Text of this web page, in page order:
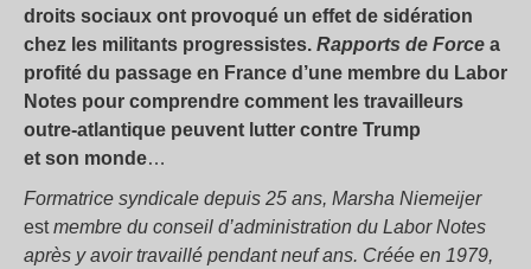
droits sociaux ont provoqué un effet de sidération
chez les militants progressistes. Rapports de Force a
profité du passage en France d’une membre du Labor
Notes pour comprendre comment les travailleurs
outre-atlantique peuvent lutter contre Trump
et son monde…
Formatrice syndicale depuis 25 ans, Marsha Niemeijer
estmembre du conseil d’administration du Labor Notes
après y avoir travaillé pendant neuf ans. Créée en 1979,